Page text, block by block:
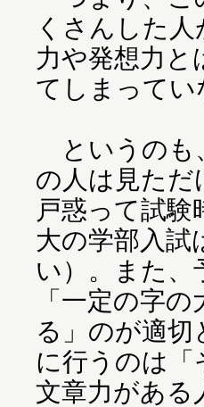
くさんした
力や発想力と
てしまってい
というのも
の人は見た
戸惑って試
大の学部入試
い）。また、
「一定の字
る」のが適
に行うのは「
文章力がある